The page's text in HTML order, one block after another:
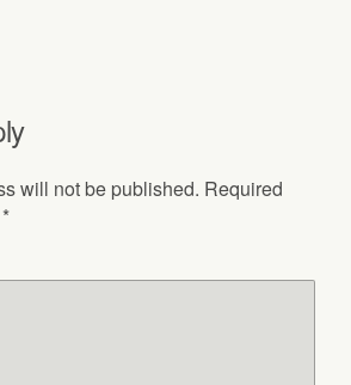
will not be published. Required
*